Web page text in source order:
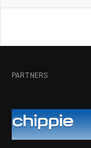
PARTNERS